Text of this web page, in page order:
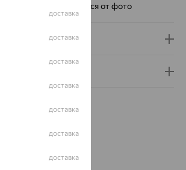
могут отличаться от фото
доставка
доставка
доставка
доставка
доставка
доставка
доставка